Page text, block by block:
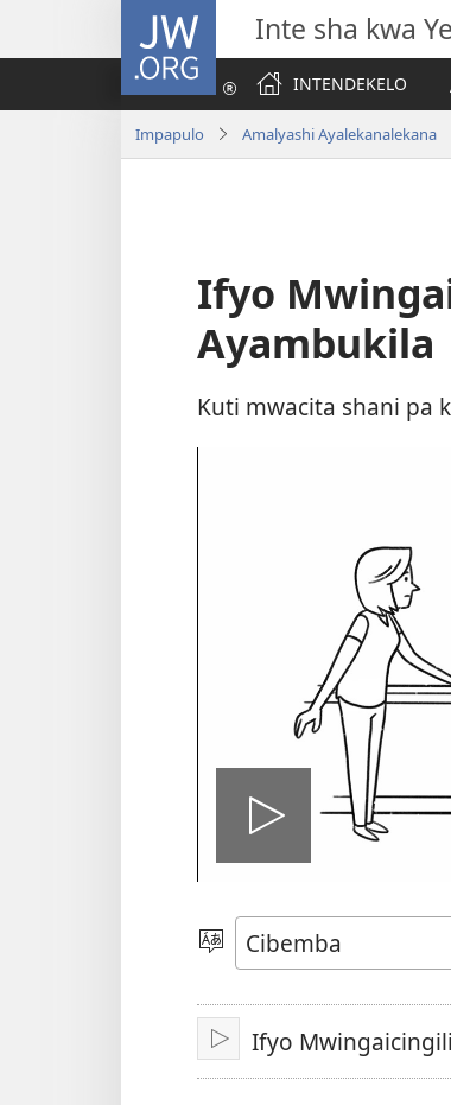
JW.ORG Inte sha kwa
INTENDEKELO
Impapulo Amalyashi Ayalekanalekana
Ifyo
Ayambukila
Kuti mwacita shani pa
Tambeni
vidio
Saleni
Ululimi
Tinikeni
Ifyo